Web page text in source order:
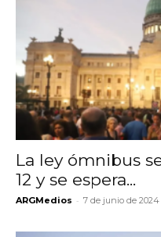
La ley ómnibus
12 y se espera...
ARGMedios - 7 de junio de 2024